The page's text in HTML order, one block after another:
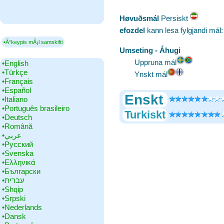
▪Ã“keypis mÃ¡l samskifti
•‎English
•‎Türkçe
•‎Français
•‎Español
•‎Italiano
•‎Português brasileiro
•‎Deutsch
•‎Română
•‎عربي
•‎Русский
•‎Svenska
•‎Ελληνικά
•‎Български
•‎עברית
•‎Shqip
•‎Srpski
•‎Nederlands
•‎Dansk
Høvuðsmál ‎Persiskt
efozdel kann lesa fylgjandi
Umseting - Áhugi
Uppruna mál
Ynskt mál
Enskt
Turkiskt